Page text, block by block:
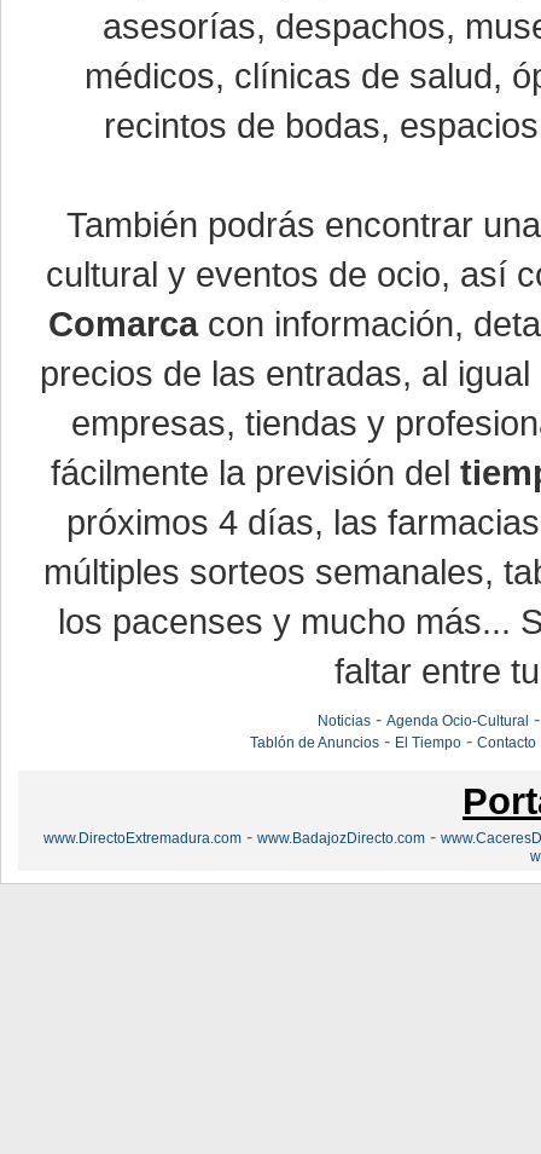
asesorías, despachos,
médicos, clínicas de salud,
recintos de bodas,
También podrás encontrar
cultural y eventos de ocio, así
Comarcacon información,
precios de las entradas, al
empresas, tiendas y
fácilmente la previsión del
próximos 4 días, las
múltiples sorteos semanales,
los pacenses y mucho más...
faltar entre
Noticias -Agenda Ocio-Cultural
Tablón de Anuncios - El Tiempo -Contacto
www.DirectoExtremadura.com - www.BadajozDirecto.com -